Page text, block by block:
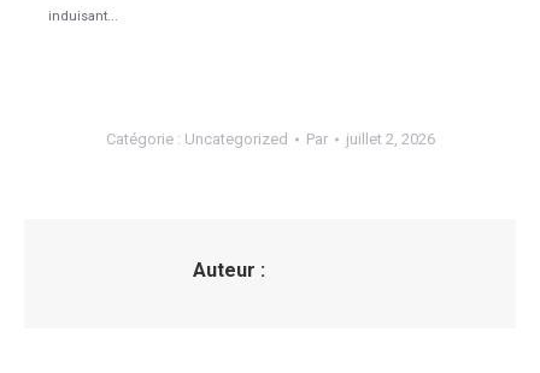
induisant...
Catégorie : Uncategorized Par juillet 2, 2026
Auteur :